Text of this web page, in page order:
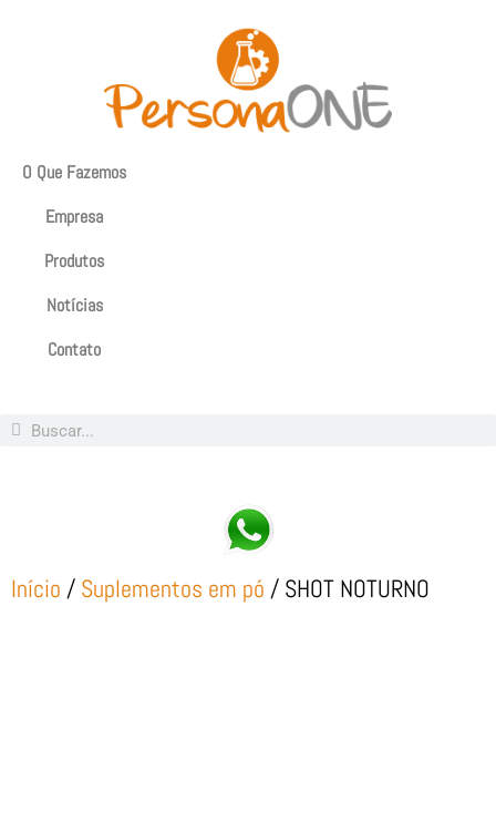
O Que Fazemos
Empresa
Produtos
Notícias
Contato
Início / Suplementos em pó / SHOT NOTURNO